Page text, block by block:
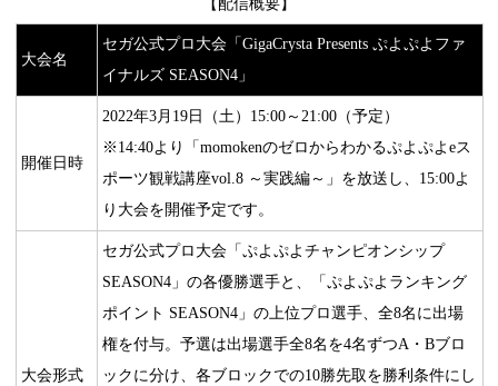
大会名
セガ公式プロ大会「GigaCrysta Presents ぷよぷよファ
イナルズ SEASON4」
開催日時
2022年3月19日（土）15:00～21:00（予定）
※14:40より「momokenのゼロからわかるぷよぷよeス
ポーツ観戦講座vol.8 ～実践編～」を放送し、15:00よ
り大会を開催予定です。
大会形式
セガ公式プロ大会「ぷよぷよチャンピオンシップ
SEASON4」の各優勝選手と、「ぷよぷよランキング
ポイント SEASON4」の上位プロ選手、全8名に出場
権を付与。予選は出場選手全8名を4名ずつA・Bブロ
ックに分け、各ブロックでの10勝先取を勝利条件にし